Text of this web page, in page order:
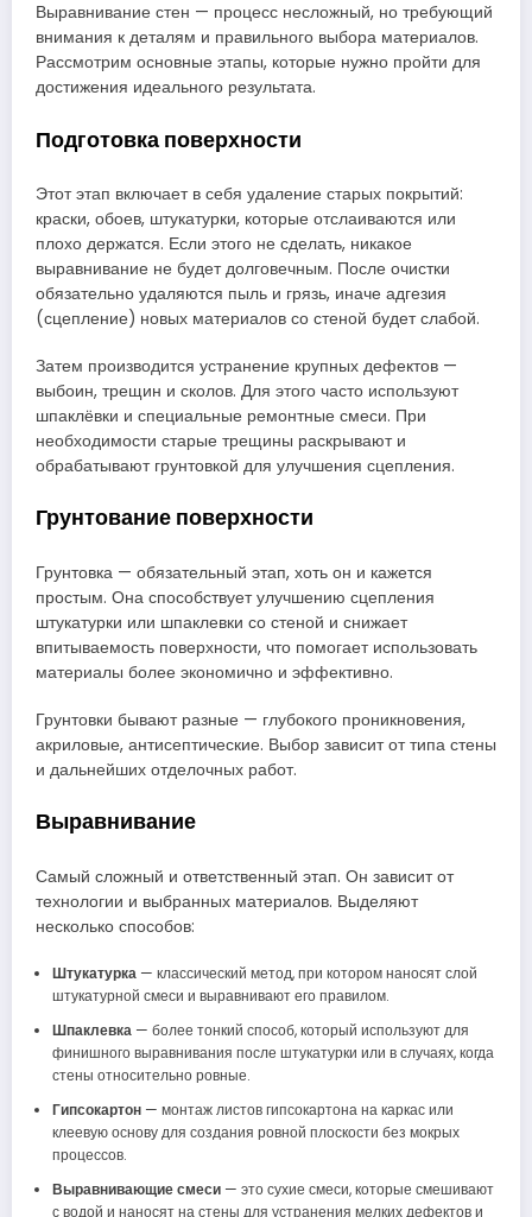
Выравнивание стен — процесс несложный, но требующий
внимания к деталям и правильного выбора материалов.
Рассмотрим основные этапы, которые нужно пройти для
достижения идеального результата.
Подготовка поверхности
Этот этап включает в себя удаление старых покрытий:
краски, обоев, штукатурки, которые отслаиваются или
плохо держатся. Если этого не сделать, никакое
выравнивание не будет долговечным. После очистки
обязательно удаляются пыль и грязь, иначе адгезия
(сцепление) новых материалов со стеной будет слабой.
Затем производится устранение крупных дефектов —
выбоин, трещин и сколов. Для этого часто используют
шпаклёвки и специальные ремонтные смеси. При
необходимости старые трещины раскрывают и
обрабатывают грунтовкой для улучшения сцепления.
Грунтование поверхности
Грунтовка — обязательный этап, хоть он и кажется
простым. Она способствует улучшению сцепления
штукатурки или шпаклевки со стеной и снижает
впитываемость поверхности, что помогает использовать
материалы более экономично и эффективно.
Грунтовки бывают разные — глубокого проникновения,
акриловые, антисептические. Выбор зависит от типа стены
и дальнейших отделочных работ.
Выравнивание
Самый сложный и ответственный этап. Он зависит от
технологии и выбранных материалов. Выделяют
несколько способов:
Штукатурка— классический метод, при котором наносят слой
штукатурной смеси и выравнивают его правилом.
Шпаклевка— более тонкий способ, который используют для
финишного выравнивания после штукатурки или в случаях, когда
стены относительно ровные.
Гипсокартон— монтаж листов гипсокартона на каркас или
клеевую основу для создания ровной плоскости без мокрых
процессов.
Выравнивающие смеси— это сухие смеси, которые смешивают
с водой и наносят на стены для устранения мелких дефектов и